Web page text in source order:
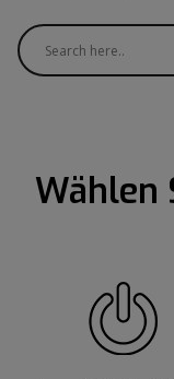
Wählen